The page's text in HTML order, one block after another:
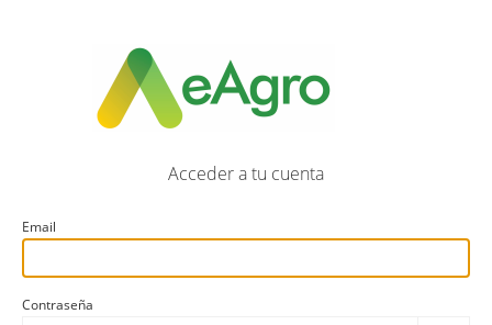
Acceder a tu cuenta
Email
Contraseña